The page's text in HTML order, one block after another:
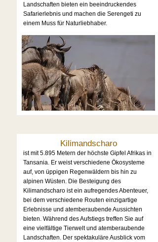
Landschaften bieten ein beeindruckendes
Safarierlebnis und machen die Serengeti zu
einem Muss für Naturliebhaber.
Kilimandscharo
ist mit 5.895 Metern der höchste Gipfel Afrikas in
Tansania. Er weist verschiedene Ökosysteme
auf, von üppigen Regenwäldern bis hin zu
alpinen Wüsten. Die Besteigung des
Kilimandscharo ist ein aufregendes Abenteuer,
bei dem verschiedene Routen einzigartige
Erlebnisse und atemberaubende Aussichten
bieten. Während des Aufstiegs treffen Sie auf
eine vielfältige Tierwelt und atemberaubende
Landschaften. Der spektakuläre Ausblick vom